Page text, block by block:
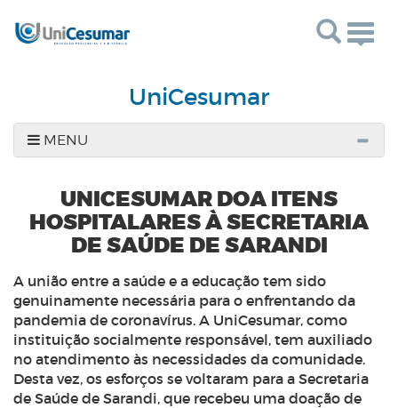
UniCesumar
MENU
UNICESUMAR DOA ITENS
HOSPITALARES À SECRETARIA
DE SAÚDE DE SARANDI
A união entre a saúde e a educação tem sido
genuinamente necessária para o enfrentando da
pandemia de coronavírus. A UniCesumar, como
instituição socialmente responsável, tem auxiliado
no atendimento às necessidades da comunidade.
Desta vez, os esforços se voltaram para a Secretaria
de Saúde de Sarandi, que recebeu uma doação de